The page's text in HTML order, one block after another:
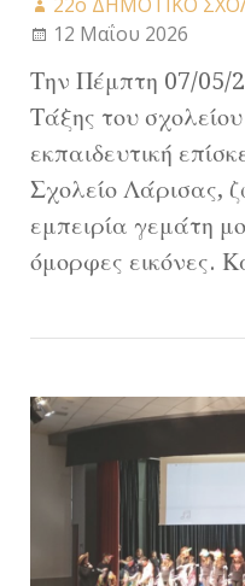
12 Μαΐου 2026
Την Πέμπτη 07/05/
Τάξης του
εκπαιδευτική
Σχολείο Λάρισας,
εμπειρία γεμάτη
όμορφες εικόνες.